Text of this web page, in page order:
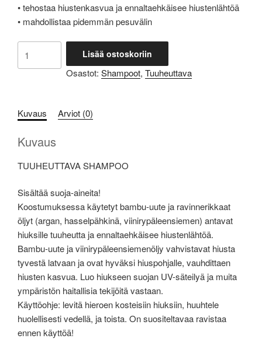
• tehostaa hiustenkasvua ja ennaltaehkäisee hiustenlähtöä
• mahdollistaa pidemmän pesuvälin
TUUHEUTTAVA
Lisää ostoskoriin
Osastot: Shampoot, Tuuheuttava
Kuvaus Arviot (0)
Kuvaus
TUUHEUTTAVA SHAMPOO
Sisältää suoja-aineita!
Koostumuksessa käytetyt bambu-uute ja ravinnerikkaat
öljyt (argan, hasselpähkinä, viinirypäleensiemen) antavat
hiuksille tuuheutta ja ennaltaehkäisee hiustenlähtöä.
Bambu-uute ja viinirypäleensiemenöljy vahvistavat hiusta
tyvestä latvaan ja ovat hyväksi hiuspohjalle, vauhdittaen
hiusten kasvua. Luo hiukseen suojan UV-säteilyä ja muita
ympäristön haitallisia tekijöitä vastaan.
Käyttöohje: levitä hieroen kosteisiin hiuksiin, huuhtele
huolellisesti vedellä, ja toista. On suositeltavaa ravistaa
ennen käyttöä!